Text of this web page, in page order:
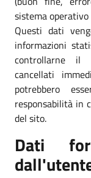
sistema
Questi dati
informazioni
controllarne il
cancellati
potrebbero
responsabilità in
del sito.
Dati